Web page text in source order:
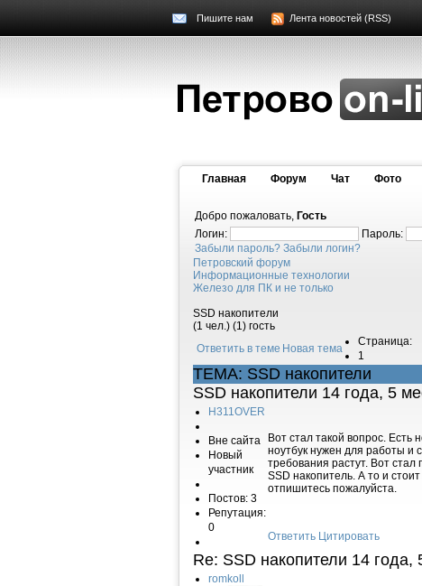
Пишите нам Лента новостей (RSS)
Главная Форум Чат Фото
Добро пожаловать, Гость
Логин:
Пароль:
Забыли пароль? Забыли логин?
Петровский форум
Информационные технологии
Железо для ПК и не только
SSD накопители
(1 чел.) (1) гость
Ответить в теме Новая тема
Страница:
1
ТЕМА: SSD накопители
SSD накопители 14 года, 5
H311OVER
Вне сайта
Новый
участник
Постов: 3
Репутация:
0
Вот стал такой вопрос. Есть
ноутбук нужен для работы и
требования растут. Вот
SSD накопитель. А то и
отпишитесь пожалуйста.
Ответить Цитировать
Re: SSD накопители 14 года,
romkoll